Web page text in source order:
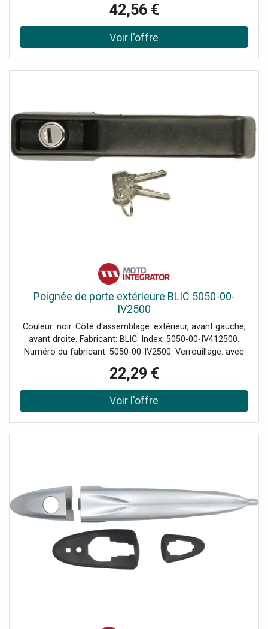
42,56 €
Poignée de porte extérieure BLIC 5050-00-
IV2500
Couleur: noir. Côté d'assemblage: extérieur, avant gauche,
avant droite. Fabricant: BLIC. Index: 5050-00-IV412500.
Numéro du fabricant: 5050-00-IV2500. Verrouillage: avec
22,29 €